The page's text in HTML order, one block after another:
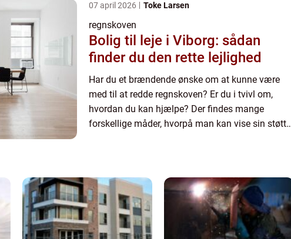
07 april 2026 Toke Larsen
regnskoven
Bolig til leje i Viborg: sådan
finder du den rette lejlighed
Har du et brændende ønske om at kunne være
med til at redde regnskoven? Er du i tvivl om,
hvordan du kan hjælpe? Der findes mange
forskellige måder, hvorpå man kan vise sin støtte